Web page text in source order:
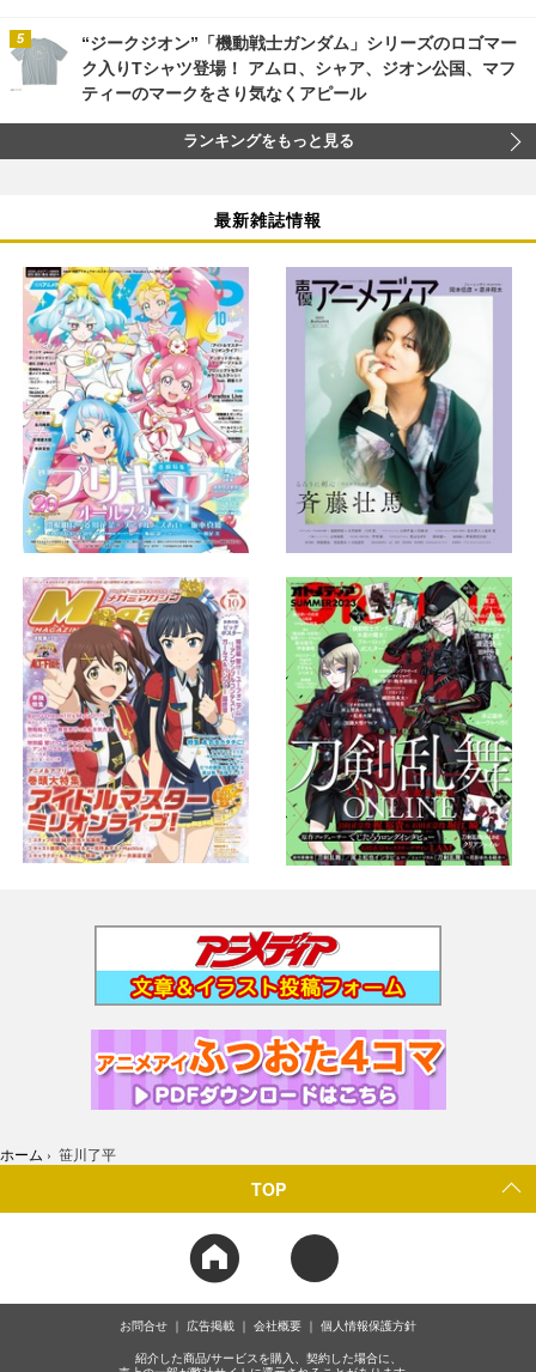
“ジークジオン”「機動戦士ガンダム」シリーズのロゴマー
ク入りTシャツ登場！ アムロ、シャア、ジオン公国、マフ
ティーのマークをさり気なくアピール
ランキングをもっと見る
最新雑誌情報
ホーム › 笹川了平
TOP
お問合せ 広告掲載 会社概要 個人情報保護方針
紹介した商品/サービスを購入、契約した場合に、